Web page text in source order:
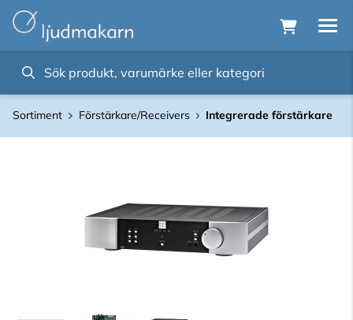
Sortiment Förstärkare/Receivers Integrerade förstärkare